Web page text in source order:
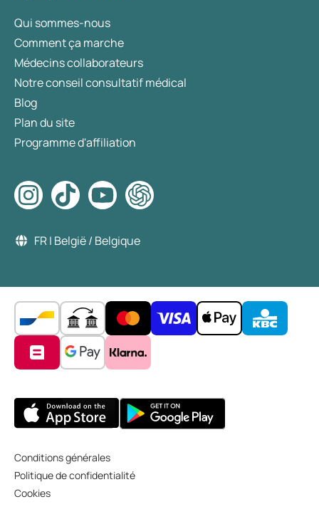
Qui sommes-nous
Comment ça marche
Médecins collaborateurs
Notre conseil consultatif médical
Blog
Plan du site
Programme d'affiliation
FR | België / Belgique
Conditions générales
Politique de confidentialité
Cookies